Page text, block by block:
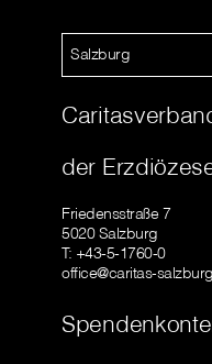
Salzburg
der
Friedensstraße 7
5020 Salzburg
T: +43-5-1760-0
office@caritas-